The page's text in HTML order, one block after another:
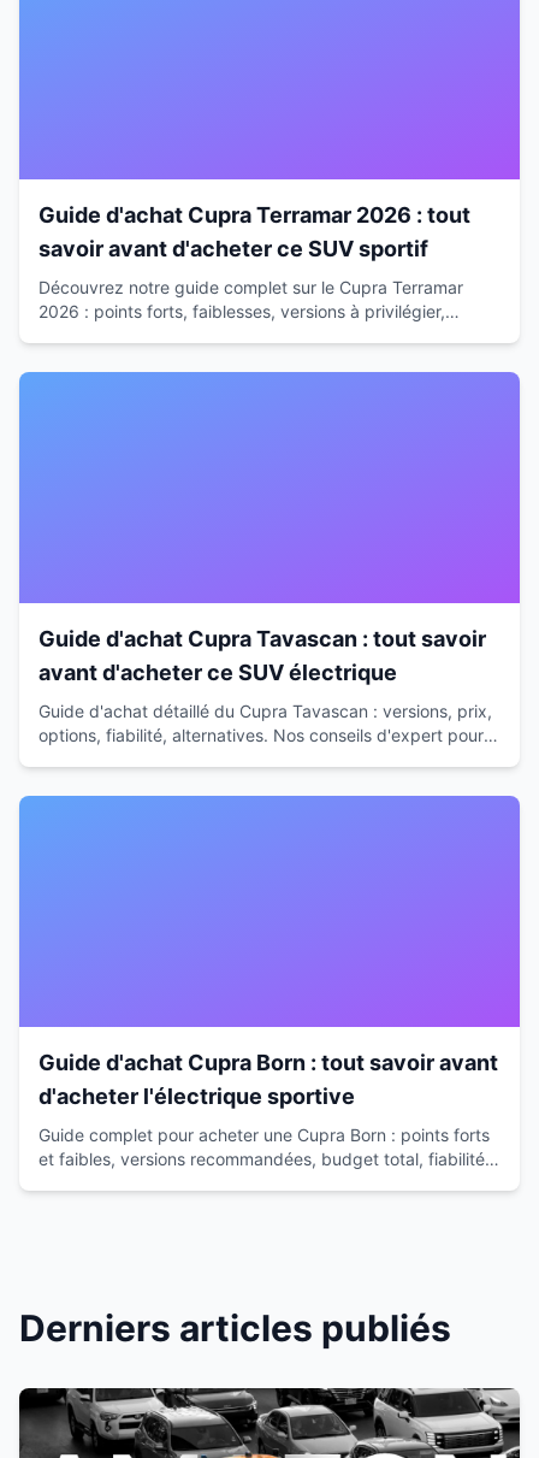
Guide d'achat Cupra Terramar 2026 : tout
savoir avant d'acheter ce SUV sportif
Découvrez notre guide complet sur le Cupra Terramar
2026 : points forts, faiblesses, versions à privilégier,
Guide d'achat Cupra Tavascan : tout savoir
avant d'acheter ce SUV électrique
Guide d'achat détaillé du Cupra Tavascan : versions, prix,
options, fiabilité, alternatives. Nos conseils d'expert pour
Guide d'achat Cupra Born : tout savoir avant
d'acheter l'électrique sportive
Guide complet pour acheter une Cupra Born : points forts
et faibles, versions recommandées, budget total, fiabilité.
Derniers articles publiés